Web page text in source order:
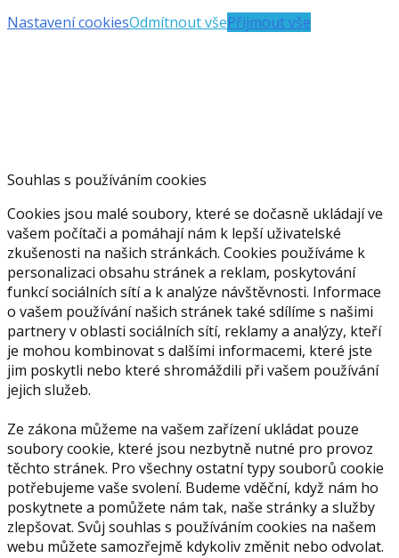
Nastavení cookiesOdmítnout všePřijmout vše
Souhlas s používáním cookies
Cookies jsou malé soubory, které se dočasně ukládají ve
vašem počítači a pomáhají nám k lepší uživatelské
zkušenosti na našich stránkách. Cookies používáme k
personalizaci obsahu stránek a reklam, poskytování
funkcí sociálních sítí a k analýze návštěvnosti. Informace
o vašem používání našich stránek také sdílíme s našimi
partnery v oblasti sociálních sítí, reklamy a analýzy, kteří
je mohou kombinovat s dalšími informacemi, které jste
jim poskytli nebo které shromáždili při vašem používání
jejich služeb.
Ze zákona můžeme na vašem zařízení ukládat pouze
soubory cookie, které jsou nezbytně nutné pro provoz
těchto stránek. Pro všechny ostatní typy souborů cookie
potřebujeme vaše svolení. Budeme vděční, když nám ho
poskytnete a pomůžete nám tak, naše stránky a služby
zlepšovat. Svůj souhlas s používáním cookies na našem
webu můžete samozřejmě kdykoliv změnit nebo odvolat.